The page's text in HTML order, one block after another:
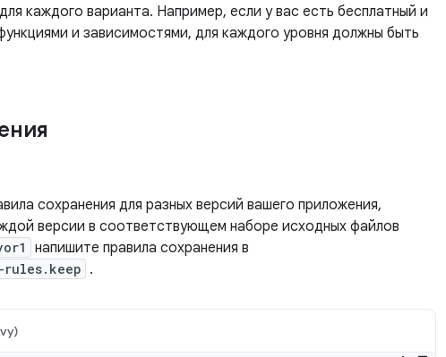
для каждого варианта. Например, если у вас есть бесплатный и
и зависимостями, для каждого уровня должны быть
сохранения для разных версий вашего приложения,
версии в соответствующем наборе исходных файлов
напишите правила сохранения в
.